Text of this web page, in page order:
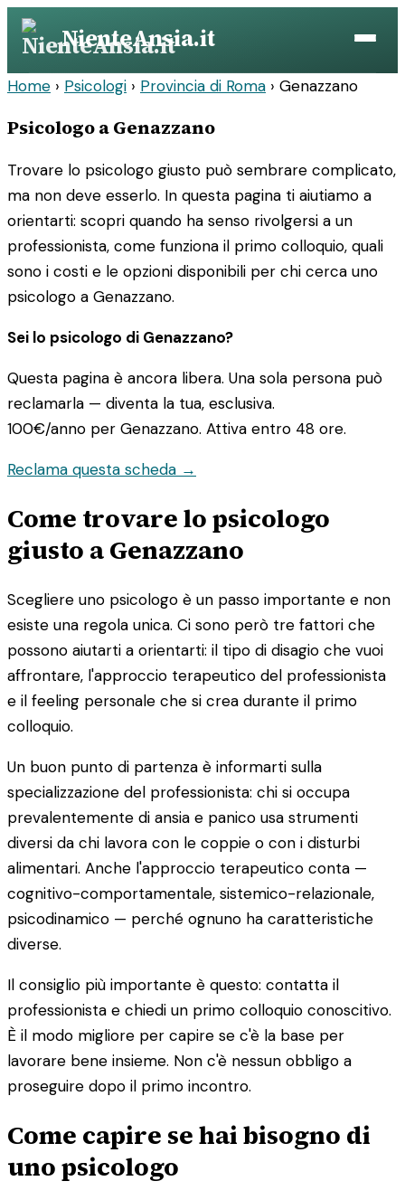
Vai
contenuto
NienteAnsia.it
Home › Psicologi › Provincia di Roma › Genazzano
Psicologo a Genazzano
Trovare lo psicologo giusto può sembrare complicato,
ma non deve esserlo. In questa pagina ti aiutiamo a
orientarti: scopri quando ha senso rivolgersi a un
professionista, come funziona il primo colloquio, quali
sono i costi e le opzioni disponibili per chi cerca uno
psicologo a Genazzano.
Sei lo psicologo di Genazzano?
Questa pagina è ancora libera. Una sola persona può
reclamarla — diventa la tua, esclusiva.
100€/anno per Genazzano. Attiva entro 48 ore.
Reclama questa scheda →
Come trovare lo psicologo
giusto a Genazzano
Scegliere uno psicologo è un passo importante e non
esiste una regola unica. Ci sono però tre fattori che
possono aiutarti a orientarti: il tipo di disagio che vuoi
affrontare, l'approccio terapeutico del professionista
e il feeling personale che si crea durante il primo
colloquio.
Un buon punto di partenza è informarti sulla
specializzazione del professionista: chi si occupa
prevalentemente di ansia e panico usa strumenti
diversi da chi lavora con le coppie o con i disturbi
alimentari. Anche l'approccio terapeutico conta —
cognitivo-comportamentale, sistemico-relazionale,
psicodinamico — perché ognuno ha caratteristiche
diverse.
Il consiglio più importante è questo: contatta il
professionista e chiedi un primo colloquio conoscitivo.
È il modo migliore per capire se c'è la base per
lavorare bene insieme. Non c'è nessun obbligo a
proseguire dopo il primo incontro.
Come capire se hai bisogno di
uno psicologo